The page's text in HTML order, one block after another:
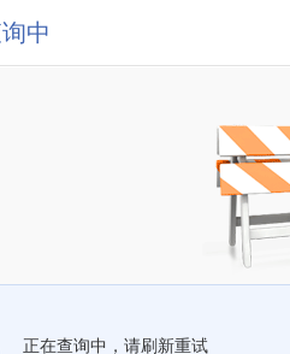
中
正在查询中，请刷新重试